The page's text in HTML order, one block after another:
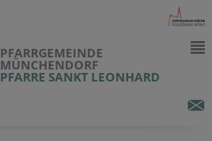
PFARRGEMEINDE
MÜNCHENDORF
PFARRE SANKT LEONHARD